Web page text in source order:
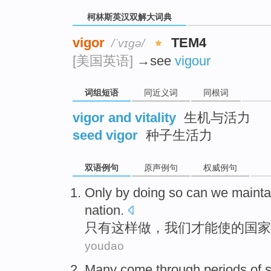
柯林斯英汉双解大词典
vigor /ˈvɪɡə/
TEM4
[美国英语] →see vigour
词组短语 同近义词 同根词
vigor and vitality 生机与活力
seed vigor 种子生活力
双语例句 原声例句 权威例句
Only by doing so can we
nation.
只有这样做， 我们才能使的国家
youdao